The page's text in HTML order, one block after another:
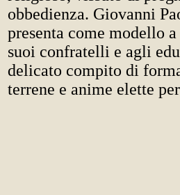
obbedienza. Giovanni
presenta come modello
suoi confratelli e agli
delicato compito di
terrene e anime elette